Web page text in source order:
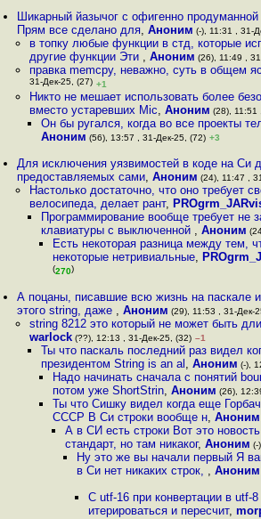
Шикарный йазычог с офигенно продуманной
Прям все сделано для,Аноним (-), 11:31 , 31-
в топку любые функции в стд, которые
другие функции Эти , Аноним (26), 11:49 ,
правка memcpy, неважно, суть в общем
31-Дек-25, (27) +1
Никто не мешает использовать более
вместо устаревших Mic, Аноним (28), 11:51
Он бы ругался, когда во все проекты
Аноним (56), 13:57 , 31-Дек-25, (72) +3
Для исключения уязвимостей в коде на Си
предоставляемых сами,Аноним (24), 11:47 ,
Настолько достаточно, что оно требует
велосипеда, делает рант,
Программирование вообще требует не
клавиатуры с выключенной , Аноним
Есть некоторая разница между тем,
некоторые нетривиальные,
(270)
А поцаны, писавшие всю жизнь на паскале
этого string, даже ,Аноним (29), 11:53 , 31-Дек-
string 8212 это который не может быть
warlock(??), 12:13 , 31-Дек-25, (32) –1
Ты что паскаль последний раз видел
президентом String is an al , Аноним (-),
Надо начинать сначала с понятий
потом уже ShortStrin,Аноним (26),
Ты что Сишку видел когда еще
СССР В Си строки вообще н,Аноним
А в СИ есть строки Вот это
стандарт, но там никаког, Аноним (-
Ну это же вы начали первый Я
в Си нет никаких строк, , Аноним
С utf-16 при конвертации в utf-
итерироваться и пересчит,